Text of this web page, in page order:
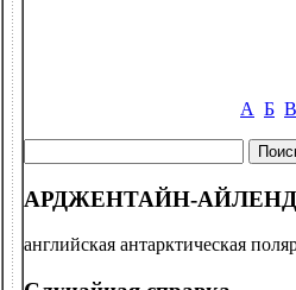
А Б В
АРДЖЕНТАЙН-АЙЛЕНДС
английская антарктическая